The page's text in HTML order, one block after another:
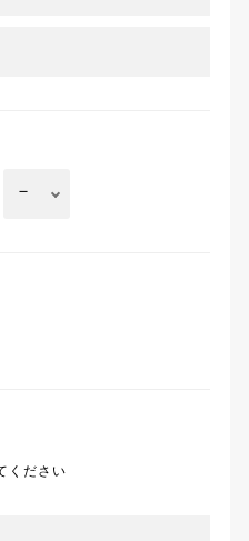
ください